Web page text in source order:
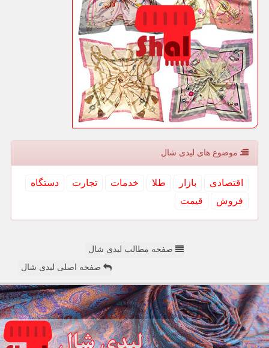
موضوع های لیدی شال
اقتصادی بازار طلا خدمات تجارت
دستگاه
فروش
قیمت
صفحه مطالب لیدی شال
صفحه اصلی لیدی شال